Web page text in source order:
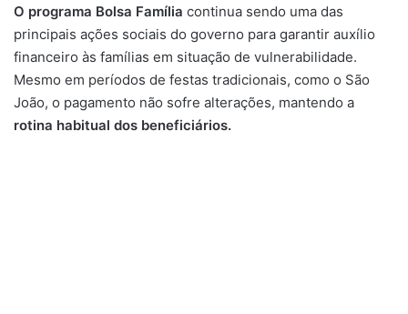
O programa Bolsa Família continua sendo uma das
principais ações sociais do governo para garantir auxílio
financeiro às famílias em situação de vulnerabilidade.
Mesmo em períodos de festas tradicionais, como o São
João, o pagamento não sofre alterações, mantendo a
rotina habitual dos beneficiários.